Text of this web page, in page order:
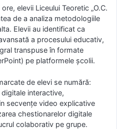
elevii Liceului Teoretic „O.C.
de a analiza metodologiile
Elevii au identificat ca
a procesului educativ,
transpuse în formate
pe platformele școlii.
de elevi se numără:
interactive,
secvențe video explicative
chestionarelor digitale
colaborativ pe grupe.